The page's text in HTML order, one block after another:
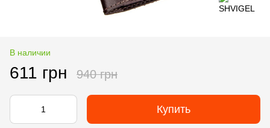
В наличии
611 грн 940 грн
Купить